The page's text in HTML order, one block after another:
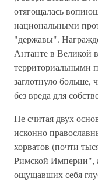
отягощалась
национальными
"державы".
Антанте в Великой
территориальными
заглотнуло больше,
без вреда для
Не считая двух
исконно
хорватов (почти
Римской Империи",
ощущавших себя